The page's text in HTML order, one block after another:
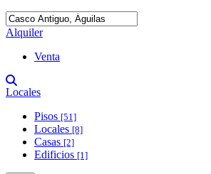
Alquiler
Venta
Locales
Pisos [51]
Locales [8]
Casas [2]
Edificios [1]